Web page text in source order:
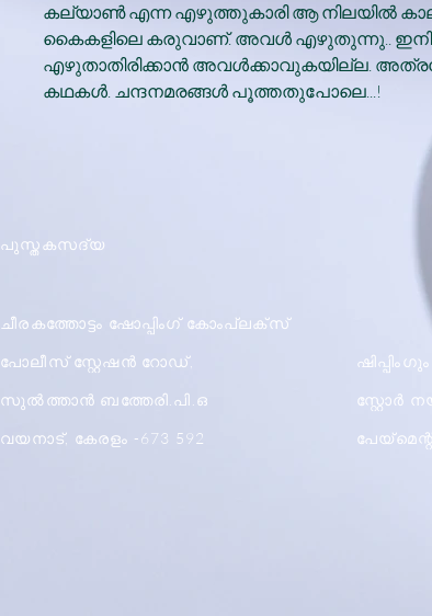
കല്യാൺ എന്ന എഴുത്തുകാരി ആ നിലയിൽ
കൈകളിലെ കരുവാണ്. അവൾ എഴുതുന്നു..
എഴുതാതിരിക്കാൻ അവൾക്കാവുകയില്ല.
കഥകൾ. ചന്ദനമരങ്ങൾ പൂത്തതുപോലെ...!
പുസ്തകസദ്യ
ചീരകത്തോട്ടം ഷോപ്പിംഗ് കോംപ്ലക്സ്
പോലീസ് സ്റ്റേഷൻ റോഡ്,
സുൽത്താൻ ബത്തേരി.പി.ഒ
വയനാട്, കേരളം -673 592
സ്റ്റോർ